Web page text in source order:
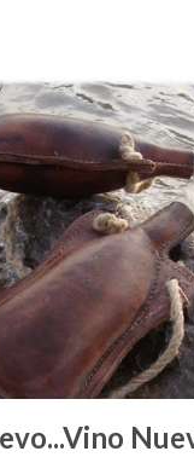
siempre me decía "
tienes que darlo
con hacer lo
montón ". A veces
más alto y
por su éxito.
extra que estas
llegar al lugar